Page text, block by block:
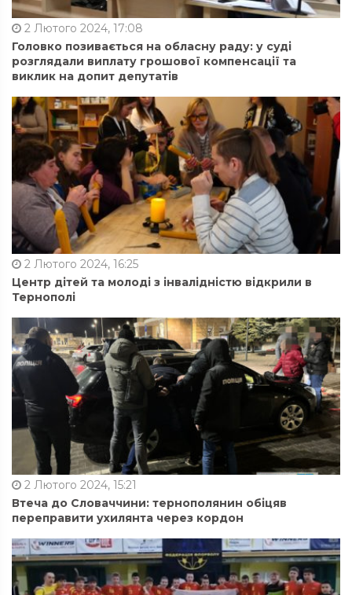
2 Лютого 2024, 17:08
Головко позивається на обласну раду: у суді
розглядали виплату грошової компенсації та
виклик на допит депутатів
2 Лютого 2024, 16:25
Центр дітей та молоді з інвалідністю відкрили в
Тернополі
2 Лютого 2024, 15:21
Втеча до Словаччини: тернополянин обіцяв
переправити ухилянта через кордон